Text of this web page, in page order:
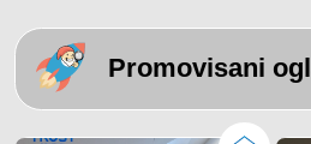
Promovisani